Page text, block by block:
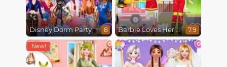
Disney Dorm Party 8 Barbie Loves Her Job 7.9